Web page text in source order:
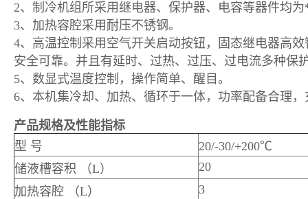
2、制冷机组所采用继电器、保护器、电容等器件均
3、加热容腔采用耐压不锈钢。
4、高温控制采用空气开关启动按钮，固态继电器高
安全可靠。并且有延时、过热、过压、过电流多种保
5、数显式温度控制，操作简单、醒目。
6、本机集冷却、加热、循环于一体，功率配备合理
产品规格及性能指标
型 号
20/-30/+200℃
储液槽容积 （L）
20
加热容腔 （L）
3